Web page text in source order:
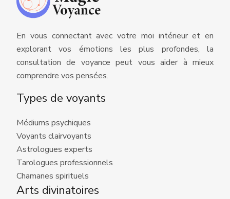
En vous connectant avec votre moi intérieur et en
explorant vos émotions les plus profondes, la
consultation de voyance peut vous aider à mieux
comprendre vos pensées.
Types de voyants
Médiums psychiques
Voyants clairvoyants
Astrologues experts
Tarologues professionnels
Chamanes spirituels
Arts divinatoires